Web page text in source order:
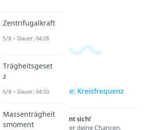
zur Videoseite: Kreisfrequenz
Lernen lohnt sich!
Entdecke hier deine Chancen.
Zentrifugalkraft
5/8 – Dauer: 04:28
Trägheitsgeset
z
6/8 – Dauer: 04:50
Massenträgheit
smoment